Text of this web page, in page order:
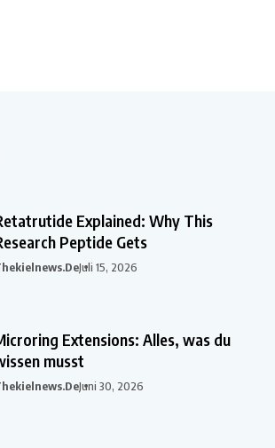
Explained: Why This
Peptide Gets
Juli 15, 2026
Extensions: Alles, was du
musst
Juni 30, 2026